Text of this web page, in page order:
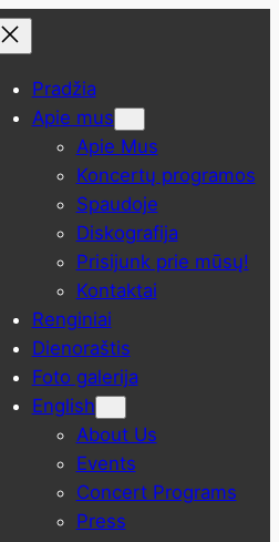
Pradžia
Apie mus
Apie Mus
Koncertų programos
Spaudoje
Diskografija
Prisijunk prie mūsų!
Kontaktai
Renginiai
Dienoraštis
Foto galerija
English
About Us
Events
Concert Programs
Press